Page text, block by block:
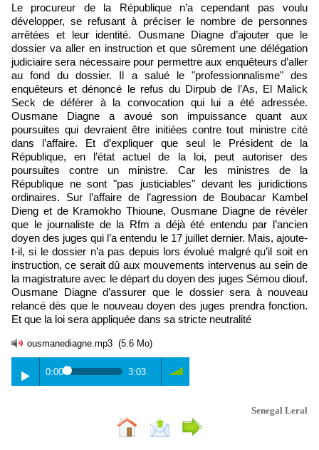
Le procureur de la République n’a cependant pas voulu
développer, se refusant à préciser le nombre de personnes
arrêtées et leur identité. Ousmane Diagne d’ajouter que le
dossier va aller en instruction et que sûrement une délégation
judiciaire sera nécessaire pour permettre aux enquêteurs d’aller
au fond du dossier. Il a salué le "professionnalisme" des
enquêteurs et dénoncé le refus du Dirpub de l’As, El Malick
Seck de déférer à la convocation qui lui a été adressée.
Ousmane Diagne a avoué son impuissance quant aux
poursuites qui devraient être initiées contre tout ministre cité
dans l’affaire. Et d’expliquer que seul le Président de la
République, en l’état actuel de la loi, peut autoriser des
poursuites contre un ministre. Car les ministres de la
République ne sont "pas justiciables" devant les juridictions
ordinaires. Sur l’affaire de l’agression de Boubacar Kambel
Dieng et de Kramokho Thioune, Ousmane Diagne de révéler
que le journaliste de la Rfm a déjà été entendu par l’ancien
doyen des juges qui l’a entendu le 17 juillet dernier. Mais, ajoute-
t-il, si le dossier n’a pas depuis lors évolué malgré qu’il soit en
instruction, ce serait dû aux mouvements intervenus au sein de
la magistrature avec le départ du doyen des juges Sémou diouf.
Ousmane Diagne d’assurer que le dossier sera à nouveau
relancé dès que le nouveau doyen des juges prendra fonction.
Et que la loi sera appliquée dans sa stricte neutralité
ousmanediagne.mp3 (5.6 Mo)
0:00 3:03
Senegal Leral